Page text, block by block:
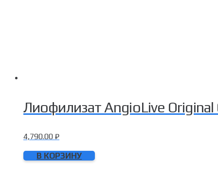
Лиофилизат AngioLive
4,790.00 ₽
В КОРЗИНУ